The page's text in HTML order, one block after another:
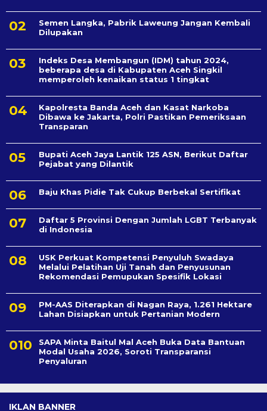
Semen Langka, Pabrik Laweung Jangan Kembali
Dilupakan
Indeks Desa Membangun (IDM) tahun 2024,
beberapa desa di Kabupaten Aceh Singkil
memperoleh kenaikan status 1 tingkat
Kapolresta Banda Aceh dan Kasat Narkoba
Dibawa ke Jakarta, Polri Pastikan Pemeriksaan
Transparan
Bupati Aceh Jaya Lantik 125 ASN, Berikut Daftar
Pejabat yang Dilantik
Baju Khas Pidie Tak Cukup Berbekal Sertifikat
Daftar 5 Provinsi Dengan Jumlah LGBT Terbanyak
di Indonesia
USK Perkuat Kompetensi Penyuluh Swadaya
Melalui Pelatihan Uji Tanah dan Penyusunan
Rekomendasi Pemupukan Spesifik Lokasi
PM-AAS Diterapkan di Nagan Raya, 1.261 Hektare
Lahan Disiapkan untuk Pertanian Modern
SAPA Minta Baitul Mal Aceh Buka Data Bantuan
Modal Usaha 2026, Soroti Transparansi
Penyaluran
IKLAN BANNER